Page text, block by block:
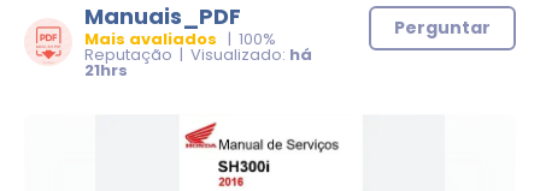
Manuais_PDF
Mais avaliados | 100%
Reputação | Visualizado: há
21hrs
Perguntar